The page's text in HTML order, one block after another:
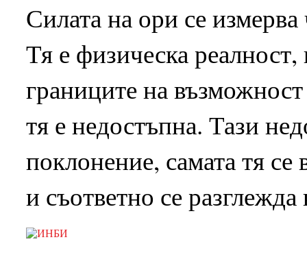
Силата на ори се измерва
Тя е физическа
границите на
тя е недостъпна. Тази
поклонение, самата тя
и съответно се